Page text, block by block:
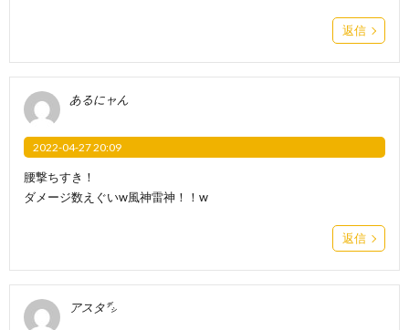
返信
あるにャん
2022-04-27 20:09
腰撃ちすき！
ダメージ数えぐいw風神雷神！！w
返信
アスタ㌥